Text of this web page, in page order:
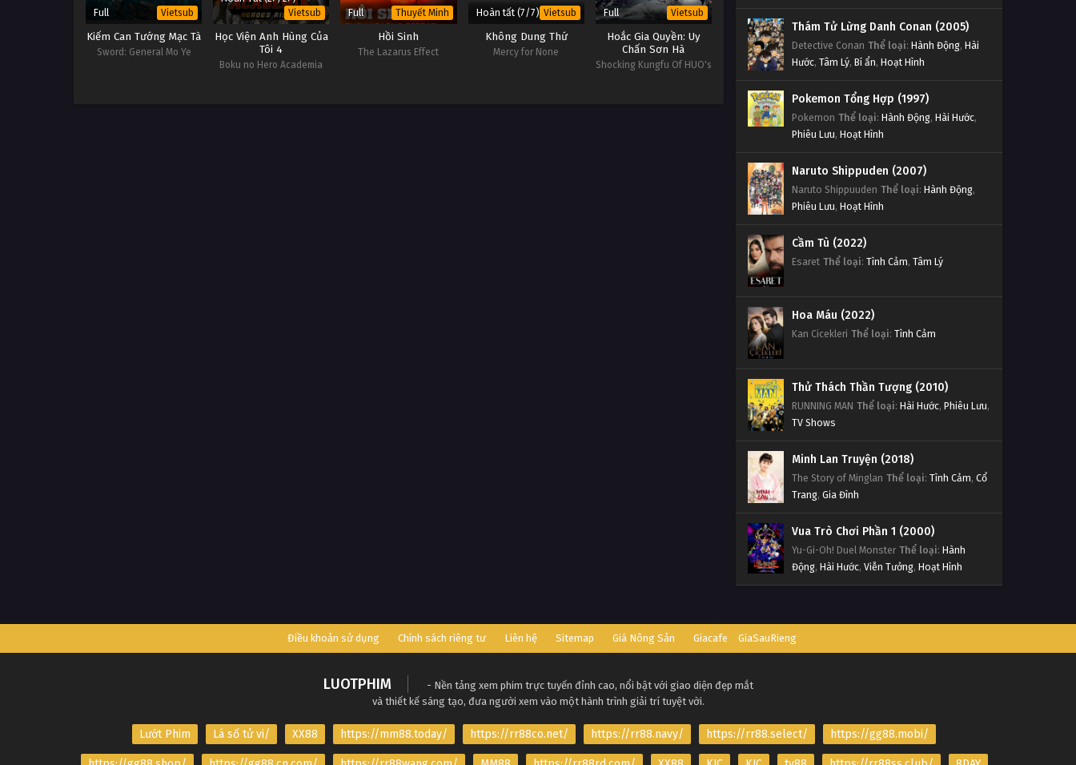
Full Vietsub
Kiếm Can Tướng Mạc Tà
Sword: General Mo Ye
Vietsub
Học Viện Anh Hùng Của
Tôi 4
Boku no Hero Academia
Full Thuyết Minh
Hồi Sinh
The Lazarus Effect
Hoàn tất (7/7) Vietsub
Không Dung Thứ
Mercy for None
Full Vietsub
Hoắc Gia Quyền: Uy
Chấn Sơn Hà
Shocking Kungfu Of HUO's
Thám Tử Lừng Danh Conan (2005)
Detective Conan Thể loại: Hành Động, Hài
Hước, Tâm Lý, Bí ẩn, Hoạt Hình
Pokemon Tổng Hợp (1997)
Pokemon Thể loại: Hành Động, Hài Hước,
Phiêu Lưu, Hoạt Hình
Naruto Shippuden (2007)
Naruto Shippuuden Thể loại: Hành Động,
Phiêu Lưu, Hoạt Hình
Cầm Tù (2022)
Esaret Thể loại: Tình Cảm, Tâm Lý
Hoa Máu (2022)
Kan Cicekleri Thể loại: Tình Cảm
Thử Thách Thần Tượng (2010)
RUNNING MAN Thể loại: Hài Hước, Phiêu Lưu,
TV Shows
Minh Lan Truyện (2018)
The Story of Minglan Thể loại: Tình Cảm, Cổ
Trang, Gia Đình
Vua Trò Chơi Phần 1 (2000)
Yu-Gi-Oh! Duel Monster Thể loại: Hành
Động, Hài Hước, Viễn Tưởng, Hoạt Hình
Điều khoản sử dụng Chính sách riêng tư Liên hệ Sitemap Giá Nông Sản Giacafe GiaSauRieng
LUOTPHIM
- Nền tảng xem phim trực tuyến đỉnh cao, nổi bật với giao diện đẹp mắt
và thiết kế sáng tạo, đưa người xem vào một hành trình giải trí tuyệt vời.
Lướt Phim Lá số tử vi/ XX88 https://mm88.today/ https://rr88co.net/ https://rr88.navy/ https://rr88.select/ https://gg88.mobi/